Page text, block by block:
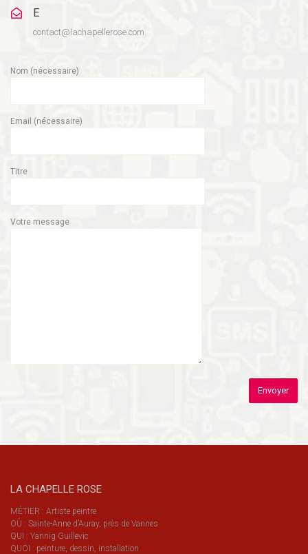
E
contact@lachapellerose.com
Nom (nécessaire)
Email (nécessaire)
Titre
Votre message
LA CHAPELLE ROSE
MÉTIER : Artiste peintre
OÙ : Sainte-Anne d’Auray, près de Vannes
QUI : Yannig Guillevic
QUOI : peinture, dessin, installation